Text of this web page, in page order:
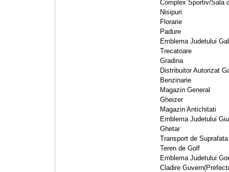
Complex Sportiv/Sala
Nisipuri
Florarie
Padure
Emblema Judetului
Trecatoare
Gradina
Distribuitor Autorizat
Benzinarie
Magazin General
Gheizer
Magazin Antichitati
Emblema Judetului
Ghetar
Transport de
Teren de Golf
Emblema Judetului
Cladire